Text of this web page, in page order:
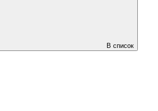
В список